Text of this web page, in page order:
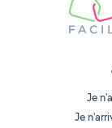
Je
Je